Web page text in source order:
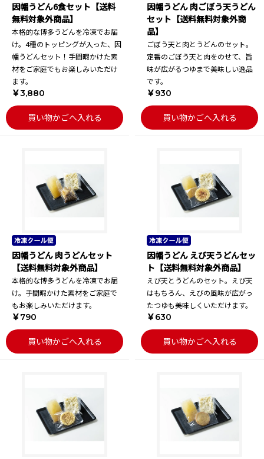
因幡うどん6食セット【送料
無料対象外商品】
本格的な博多うどんを冷凍でお届
け。4種のトッピングが入った、因
幡うどんセット！手間暇かけた素
材をご家庭でもお楽しみいただけ
ます。
￥3,880
買い物かごへ入れる
因幡うどん 肉ごぼう天うどん
セット【送料無料対象外商
品】
ごぼう天と肉とうどんのセット。
定番のごぼう天と肉をのせて、旨
味が広がるつゆまで美味しい逸品
です。
￥930
買い物かごへ入れる
因幡うどん 肉うどんセット
【送料無料対象外商品】
本格的な博多うどんを冷凍でお届
け。手間暇かけた素材をご家庭で
もお楽しみいただけます。
￥790
買い物かごへ入れる
因幡うどん えび天うどんセッ
ト【送料無料対象外商品】
えび天とうどんのセット。えび天
はもちろん、えびの風味が広がっ
たつゆも美味しくいただけます。
￥630
買い物かごへ入れる